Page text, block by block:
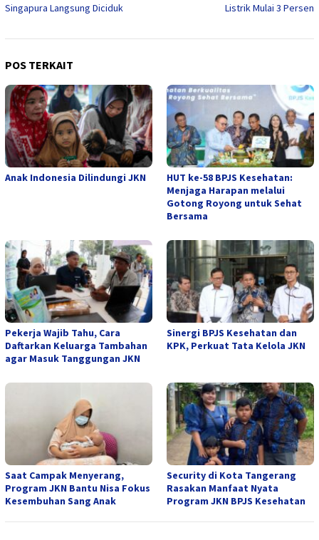
Singapura Langsung Diciduk
Listrik Mulai 3 Persen
POS TERKAIT
Anak Indonesia Dilindungi JKN
HUT ke-58 BPJS Kesehatan:
Menjaga Harapan melalui
Gotong Royong untuk Sehat
Bersama
Pekerja Wajib Tahu, Cara
Daftarkan Keluarga Tambahan
agar Masuk Tanggungan JKN
Sinergi BPJS Kesehatan dan
KPK, Perkuat Tata Kelola JKN
Saat Campak Menyerang,
Program JKN Bantu Nisa Fokus
Kesembuhan Sang Anak
Security di Kota Tangerang
Rasakan Manfaat Nyata
Program JKN BPJS Kesehatan